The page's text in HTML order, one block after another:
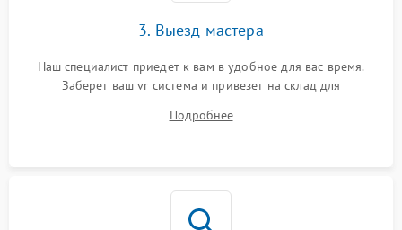
3. Выезд мастера
Наш специалист приедет к вам в удобное для вас время.
Заберет ваш vr система и привезет на склад для
Подробнее